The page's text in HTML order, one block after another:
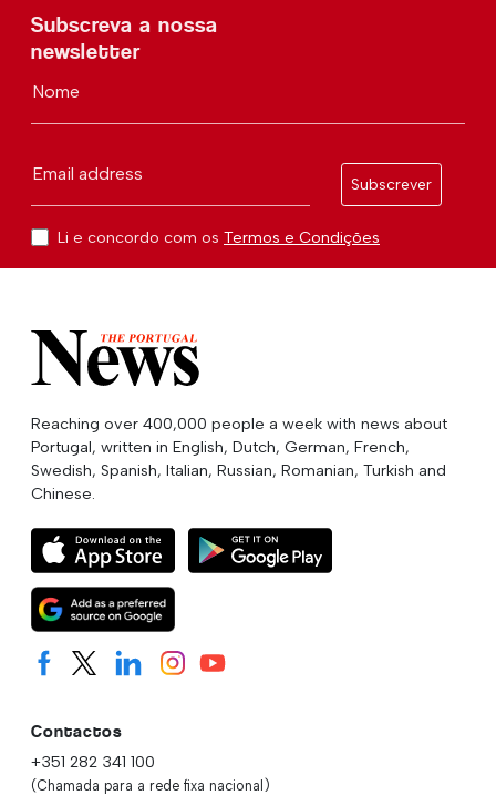
Subscreva a nossa
newsletter
Nome
Email address
Subscrever
Li e concordo com os Termos e Condições
Reaching over 400,000 people a week with news about
Portugal, written in English, Dutch, German, French,
Swedish, Spanish, Italian, Russian, Romanian, Turkish and
Chinese.
Contactos
+351 282 341 100
(Chamada para a rede fixa nacional)